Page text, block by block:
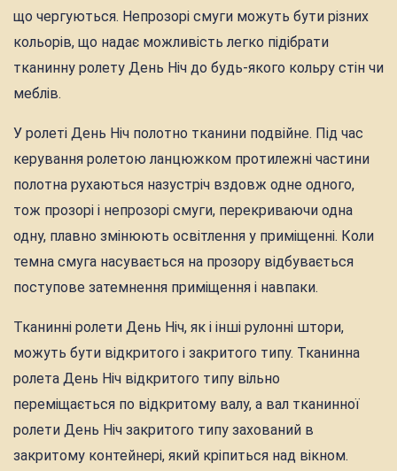
що чергуються. Непрозорі смуги можуть бути різних
кольорів, що надає можливість легко підібрати
тканинну ролету День Ніч до будь-якого кольру стін чи
меблів.
У ролеті День Ніч полотно тканини подвійне. Під час
керування ролетою ланцюжком протилежні частини
полотна рухаються назустріч вздовж одне одного,
тож прозорі і непрозорі смуги, перекриваючи одна
одну, плавно змінюють освітлення у приміщенні. Коли
темна смуга насувається на прозору відбувається
поступове затемнення приміщення і навпаки.
Тканинні ролети День Ніч, як і інші рулонні штори,
можуть бути відкритого і закритого типу. Тканинна
ролета День Ніч відкритого типу вільно
переміщається по відкритому валу, а вал тканинної
ролети День Ніч закритого типу захований в
закритому контейнері, який кріпиться над вікном.